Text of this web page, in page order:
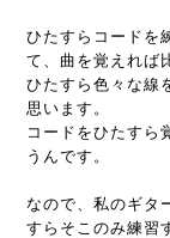
ひたすらコードを
て、曲を覚えれば
ひたすら色々な線
思います。
コードをひたすら
うんです。
なので、私のギタ
すらそこのみ練習